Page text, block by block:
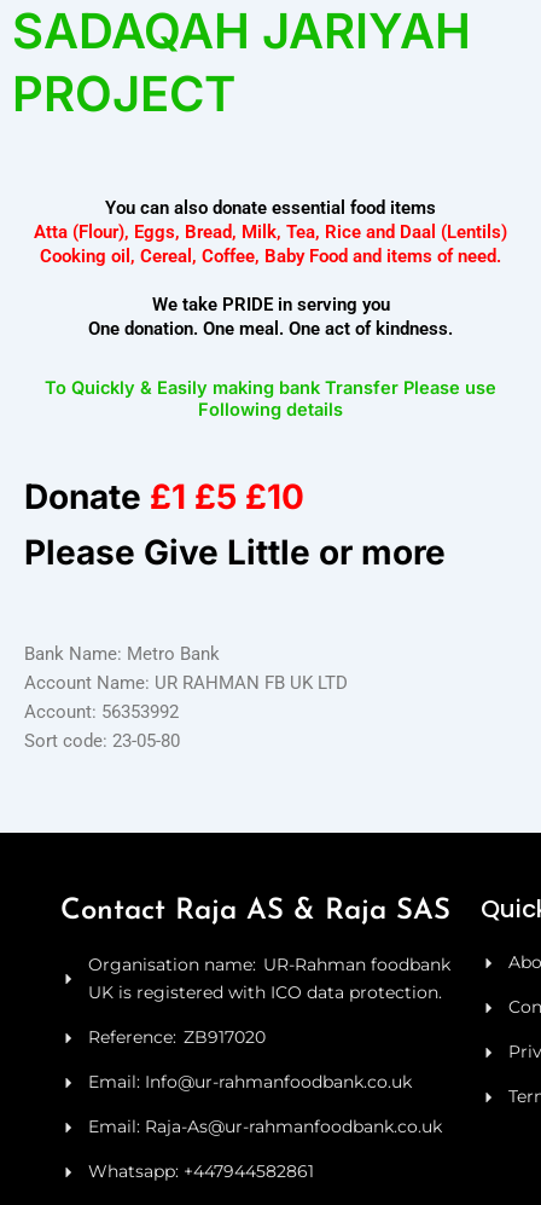
SADAQAH JARIYAH
PROJECT
You can also donate essential food items
Atta (Flour), Eggs, Bread, Milk, Tea, Rice and Daal (Lentils)
Cooking oil, Cereal, Coffee, Baby Food and items of need.
We take PRIDE in serving you
One donation. One meal. One act of kindness.
To Quickly & Easily making bank Transfer Please use
Following details
Donate £1 £5 £10
Please Give Little or more
Bank Name: Metro Bank
Account Name: UR RAHMAN FB UK LTD
Account: 56353992
Sort code: 23-05-80
Contact Raja AS & Raja SAS
Organisation name: UR-Rahman foodbank
UK is registered with ICO data protection.
Reference: ZB917020
Email: Info@ur-rahmanfoodbank.co.uk
Email: Raja-As@ur-rahmanfoodbank.co.uk
Whatsapp: +447944582861